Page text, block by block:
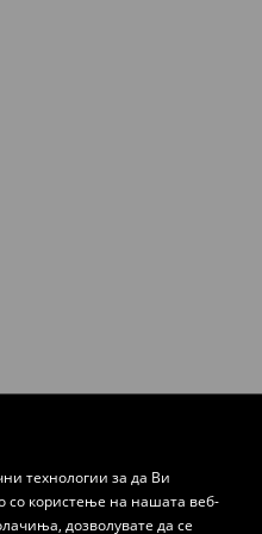
технологии за да Ви
со користење на нашата веб-
дозволувате да се